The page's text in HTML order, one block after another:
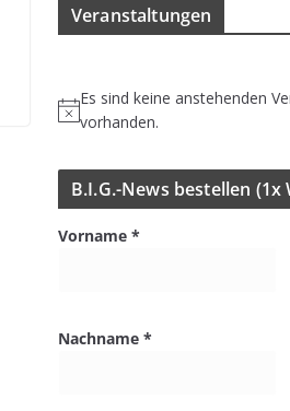
Ver­an­stal­tun­gen
H
n
i
Es sind keine anstehenden
vorhanden.
B.I.G.-News bestel­len (1x
Vorname *
Nachname *